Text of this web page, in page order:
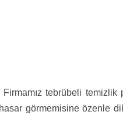
tebrübeli temizlik
görmemisine özenle